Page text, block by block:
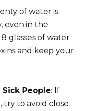
of water is
even in the
glasses of water
and keep your
People: If
try to avoid close